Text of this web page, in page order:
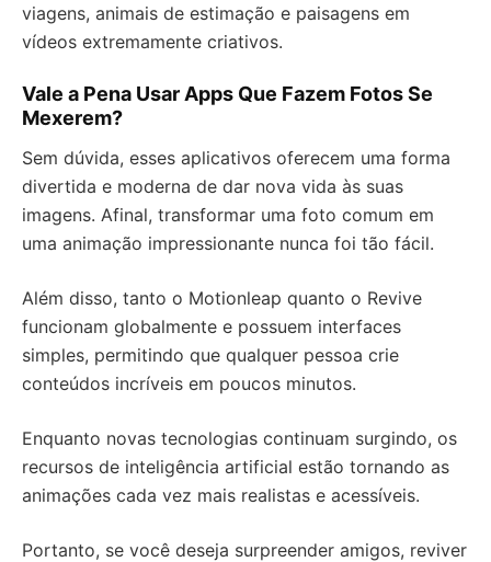
viagens, animais de estimação e paisagens em
vídeos extremamente criativos.
Vale a Pena Usar Apps Que Fazem Fotos Se
Mexerem?
Sem dúvida, esses aplicativos oferecem uma forma
divertida e moderna de dar nova vida às suas
imagens. Afinal, transformar uma foto comum em
uma animação impressionante nunca foi tão fácil.
Além disso, tanto o Motionleap quanto o Revive
funcionam globalmente e possuem interfaces
simples, permitindo que qualquer pessoa crie
conteúdos incríveis em poucos minutos.
Enquanto novas tecnologias continuam surgindo, os
recursos de inteligência artificial estão tornando as
animações cada vez mais realistas e acessíveis.
Portanto, se você deseja surpreender amigos, reviver